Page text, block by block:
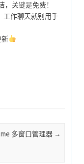
，关键是免费！
工作聊天就别用手
新
多窗口管理器 →